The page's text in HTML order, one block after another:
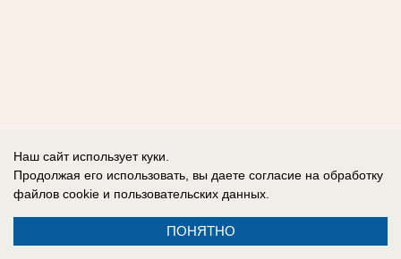
Наш сайт использует куки.
Продолжая его использовать, вы даете согласие на обработку
файлов cookie и пользовательских данных.
ПОНЯТНО